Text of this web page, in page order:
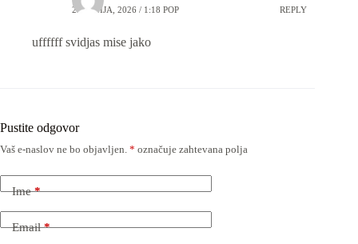
29 JUNIJA, 2026 / 1:18 POP REPLY
uffffff svidjas mise jako
Pustite odgovor
Vaš e-naslov ne bo objavljen. * označuje zahtevana polja
Ime*
Email*